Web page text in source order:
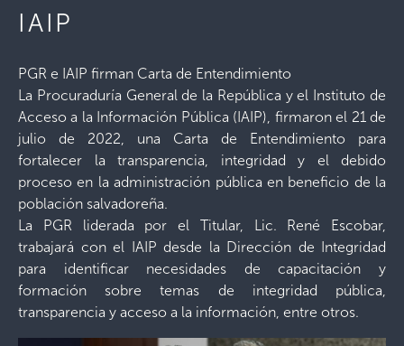
IAIP
PGR e IAIP firman Carta de Entendimiento
La Procuraduría General de la República y el Instituto de
Acceso a la Información Pública (IAIP), firmaron el 21 de
julio de 2022, una Carta de Entendimiento para
fortalecer la transparencia, integridad y el debido
proceso en la administración pública en beneficio de la
población salvadoreña.
La PGR liderada por el Titular, Lic. René Escobar,
trabajará con el IAIP desde la Dirección de Integridad
para identificar necesidades de capacitación y
formación sobre temas de integridad pública,
transparencia y acceso a la información, entre otros.